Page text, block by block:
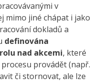
v
mimo jiné chápat i jako
dokladů a
definována
nad akcemi, které
provádět (např.
či stornovat, ale lze